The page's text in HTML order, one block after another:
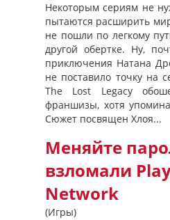
Некоторым сериям не
пытаются расширить
не пошли по легкому
другой обертке. Ну,
приключения Натана
не поставило точку на
The Lost Legacy
франшизы, хотя
Сюжет посвящен Хлоя...
Меняйте
взломали
Network
(Игры)